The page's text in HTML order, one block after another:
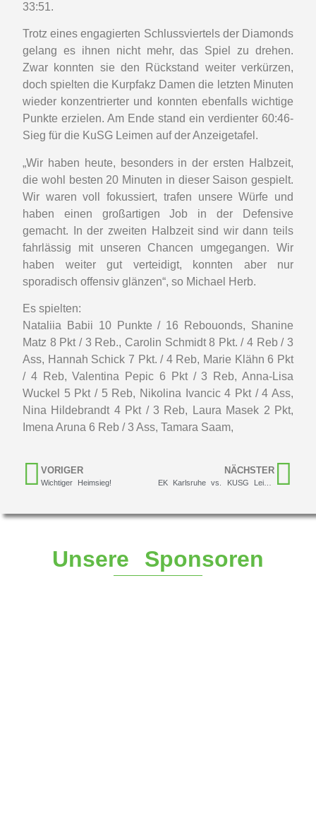
33:51.
Trotz eines engagierten Schlussviertels der Diamonds
gelang es ihnen nicht mehr, das Spiel zu drehen.
Zwar konnten sie den Rückstand weiter verkürzen,
doch spielten die Kurpfakz Damen die letzten Minuten
wieder konzentrierter und konnten ebenfalls wichtige
Punkte erzielen. Am Ende stand ein verdienter 60:46-
Sieg für die KuSG Leimen auf der Anzeigetafel.
„Wir haben heute, besonders in der ersten Halbzeit,
die wohl besten 20 Minuten in dieser Saison gespielt.
Wir waren voll fokussiert, trafen unsere Würfe und
haben einen großartigen Job in der Defensive
gemacht. In der zweiten Halbzeit sind wir dann teils
fahrlässig mit unseren Chancen umgegangen. Wir
haben weiter gut verteidigt, konnten aber nur
sporadisch offensiv glänzen“, so Michael Herb.
Es spielten:
Nataliia Babii 10 Punkte / 16 Rebouonds, Shanine
Matz 8 Pkt / 3 Reb., Carolin Schmidt 8 Pkt. / 4 Reb / 3
Ass, Hannah Schick 7 Pkt. / 4 Reb, Marie Klähn 6 Pkt
/ 4 Reb, Valentina Pepic 6 Pkt / 3 Reb, Anna-Lisa
Wuckel 5 Pkt / 5 Reb, Nikolina Ivancic 4 Pkt / 4 Ass,
Nina Hildebrandt 4 Pkt / 3 Reb, Laura Masek 2 Pkt,
Imena Aruna 6 Reb / 3 Ass, Tamara Saam,
VORIGER
Wichtiger Heimsieg!
NÄCHSTER
Unsere Sponsoren